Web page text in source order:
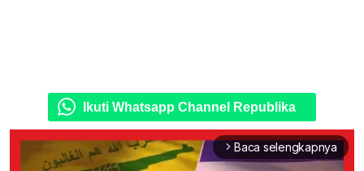
Ikuti Whatsapp Channel Republika
arrow_forward_ios Baca selengkapnya